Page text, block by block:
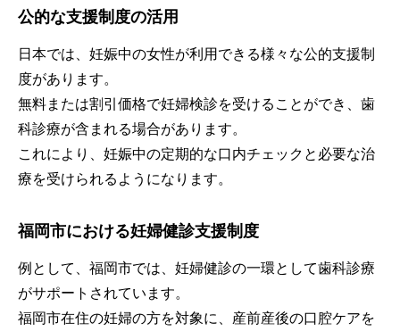
公的な支援制度の活用
日本では、妊娠中の女性が利用できる様々な公的支援制
度があります。
無料または割引価格で妊婦検診を受けることができ、歯
科診療が含まれる場合があります。
これにより、妊娠中の定期的な口内チェックと必要な治
療を受けられるようになります。
福岡市における妊婦健診支援制度
例として、福岡市では、妊婦健診の一環として歯科診療
がサポートされています。
福岡市在住の妊婦の方を対象に、産前産後の口腔ケアを